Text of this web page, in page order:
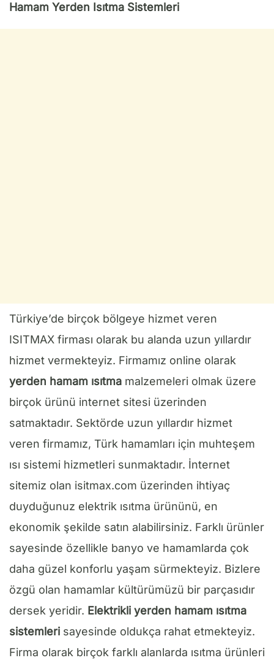
Hamam Yerden Isıtma Sistemleri
Türkiye’de birçok bölgeye hizmet veren
ISITMAX firması olarak bu alanda uzun yıllardır
hizmet vermekteyiz. Firmamız online olarak
yerden hamam ısıtma malzemeleri olmak üzere
birçok ürünü internet sitesi üzerinden
satmaktadır. Sektörde uzun yıllardır hizmet
veren firmamız, Türk hamamları için muhteşem
ısı sistemi hizmetleri sunmaktadır. İnternet
sitemiz olan isitmax.com üzerinden ihtiyaç
duyduğunuz elektrik ısıtma ürününü, en
ekonomik şekilde satın alabilirsiniz. Farklı ürünler
sayesinde özellikle banyo ve hamamlarda çok
daha güzel konforlu yaşam sürmekteyiz. Bizlere
özgü olan hamamlar kültürümüzü bir parçasıdır
dersek yeridir. Elektrikli yerden hamam ısıtma
sistemleri sayesinde oldukça rahat etmekteyiz.
Firma olarak birçok farklı alanlarda ısıtma ürünleri